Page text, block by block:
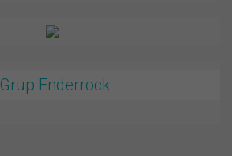
Grup Enderrock